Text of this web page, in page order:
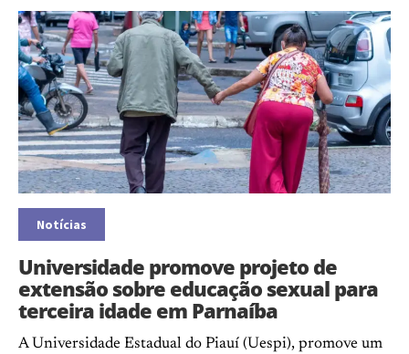
Notícias
Universidade promove projeto de
extensão sobre educação sexual para
terceira idade em Parnaíba
A Universidade Estadual do Piauí (Uespi), promove um